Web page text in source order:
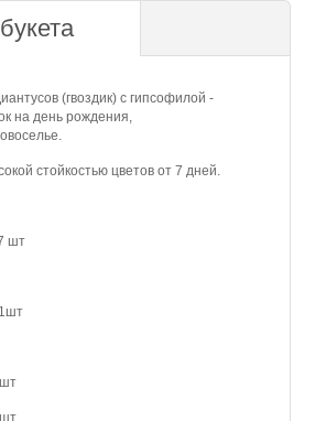
(гвоздик) с гипсофилой -
на день рождения,
стойкостью цветов от 7 дней.
шт